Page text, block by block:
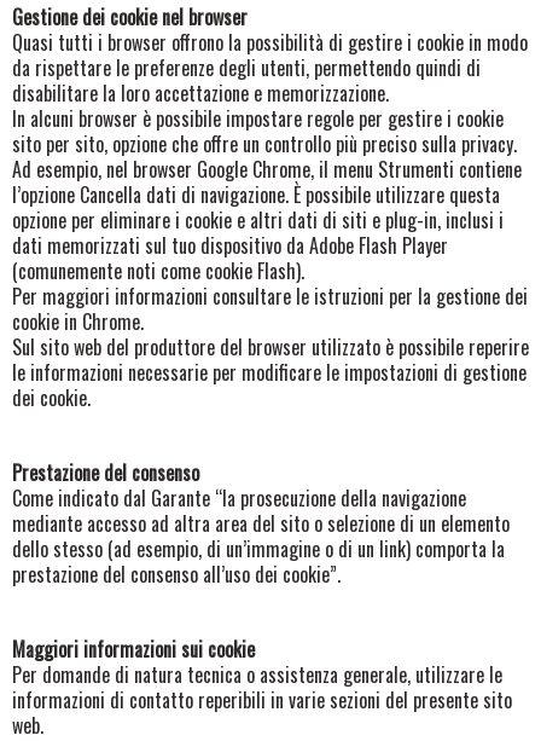
Gestione dei cookie nel browser
Quasi tutti i browser offrono la possibilità di gestire i cookie in modo
da rispettare le preferenze degli utenti, permettendo quindi di
disabilitare la loro accettazione e memorizzazione.
In alcuni browser è possibile impostare regole per gestire i cookie
sito per sito, opzione che offre un controllo più preciso sulla privacy.
Ad esempio, nel browser Google Chrome, il menu Strumenti contiene
l’opzione Cancella dati di navigazione. È possibile utilizzare questa
opzione per eliminare i cookie e altri dati di siti e plug-in, inclusi i
dati memorizzati sul tuo dispositivo da Adobe Flash Player
(comunemente noti come cookie Flash).
Per maggiori informazioni consultare le istruzioni per la gestione dei
cookie in Chrome.
Sul sito web del produttore del browser utilizzato è possibile reperire
le informazioni necessarie per modificare le impostazioni di gestione
dei cookie.
Prestazione del consenso
Come indicato dal Garante “la prosecuzione della navigazione
mediante accesso ad altra area del sito o selezione di un elemento
dello stesso (ad esempio, di un’immagine o di un link) comporta la
prestazione del consenso all’uso dei cookie”.
Maggiori informazioni sui cookie
Per domande di natura tecnica o assistenza generale, utilizzare le
informazioni di contatto reperibili in varie sezioni del presente sito
web.